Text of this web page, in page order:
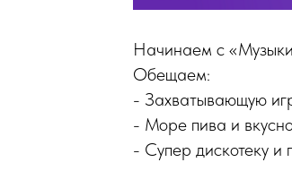
Начинаем с
Обещаем:
- Захватывающую
- Море пива и
- Супер дискотеку и